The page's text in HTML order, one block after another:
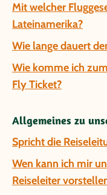
Mit welcher
Lateinamerika?
Wie lange dauert
Wie komme ich
Fly Ticket?
Allgemeines zu
Spricht die
Wen kann ich mir
Reiseleiter